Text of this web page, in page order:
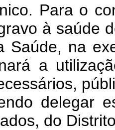
Para o
à saúde
Saúde, na
a
delegar
do